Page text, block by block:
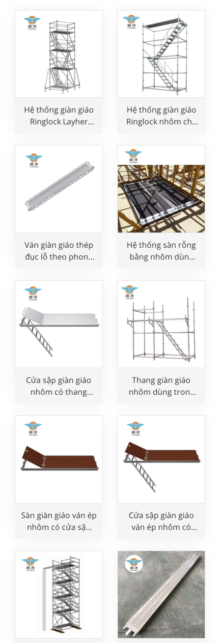
Hệ thống giàn giáo
Ringlock Layher
Hệ thống giàn giáo
Ringlock nhôm cho
không
Ván giàn giáo thép
đục lỗ theo phong
trong xây dựng
Hệ thống sàn rỗng
bằng nhôm dùng
Cửa sập giàn giáo
nhôm có thang
dựng
Thang giàn giáo
nhôm dùng trong
Sàn giàn giáo ván ép
nhôm có cửa sập
dựng
Cửa sập giàn giáo
ván ép nhôm có
xây dựng